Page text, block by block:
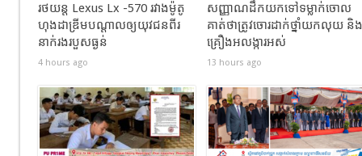
រថយន្ត Lexus Lx -570 រវាងម៉ូតូ
ហុងដាឌ្រីមបណ្ដាលឲ្យយុវជនពីរ
នាក់រងរបួសធ្ងន់
4 hours ago
សញ្ញាណដឹកយកទៅទម្លាក់ចោល
គាត់ថាត្រូវចោរដាក់ថ្នាំយកលុយ និង
គ្រឿងអលង្ការអស់
13 hours ago